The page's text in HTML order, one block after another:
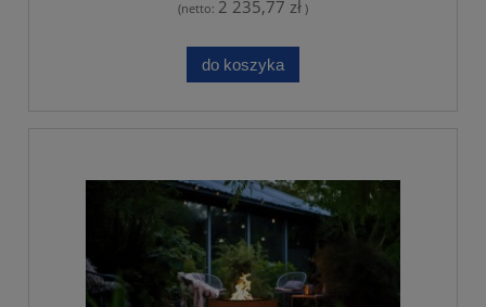
(netto: 2 235,77 zł )
do koszyka